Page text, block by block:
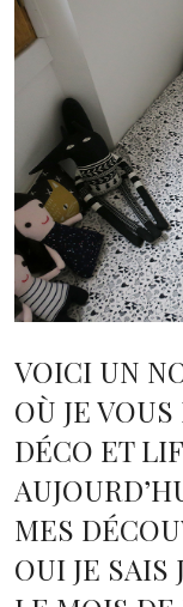
VOICI UN
OÙ JE
DÉCO ET
MES
OUI JE SAIS